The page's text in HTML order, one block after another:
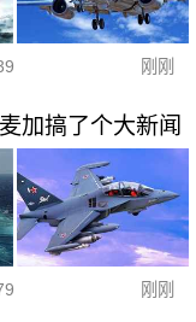
刚刚
加搞了个大新闻
刚刚